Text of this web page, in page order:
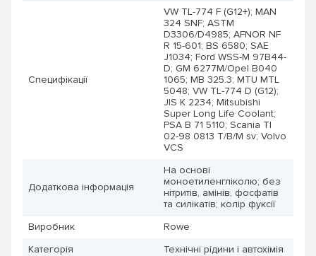
Специфікації
VW TL-774 F (G12+); MAN
324 SNF; ASTM
D3306/D4985; AFNOR NF
R 15-601; BS 6580; SAE
J1034; Ford WSS-M 97B44-
D; GM 6277M/Opel B040
1065; MB 325.3; MTU MTL
5048; VW TL-774 D (G12);
JIS K 2234; Mitsubishi
Super Long Life Coolant;
PSA B 71 5110; Scania TI
02-98 0813 T/B/M sv; Volvo
VCS
Додаткова інформація
На основі
моноетиленгліколю; без
нітритів, амінів, фосфатів
та силікатів; колір фуксії
Виробник
Rowe
Категорія
Технічні рідини і автохімія